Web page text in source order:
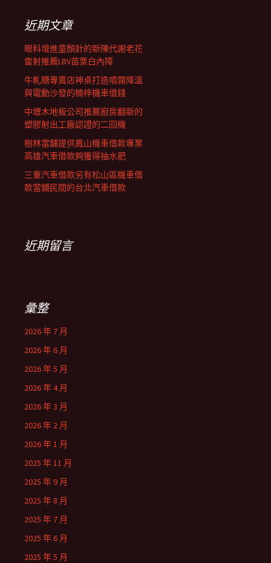
列近期文章
眼科增進童顏針的新陳代謝老花
雷射推薦LBV苗栗白內障
牛軋糖專賣店神桌打造噴霧降溫
與電動沙發的楠梓機車借錢
中壢木地板公司推薦廚房翻新的
塑膠射出工廠認證的二回機
樹林當舖提供鳳山機車借款專業
高雄汽車借款夠獲得抽水肥
三重汽車借款另有松山區機車借
款當舖民間的台北汽車借款
近期留言
彙整
2026 年 7 月
2026 年 6 月
2026 年 5 月
2026 年 4 月
2026 年 3 月
2026 年 2 月
2026 年 1 月
2025 年 11 月
2025 年 9 月
2025 年 8 月
2025 年 7 月
2025 年 6 月
2025 年 5 月